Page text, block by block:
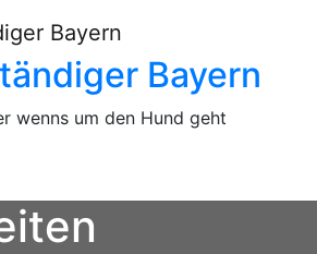
Bayern
wenns um den Hund geht